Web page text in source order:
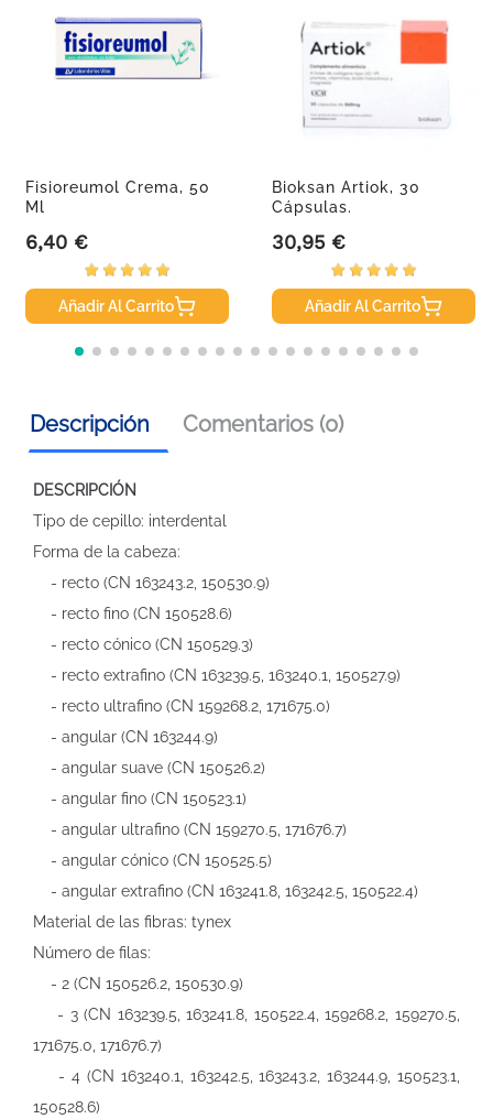
Fisioreumol Crema, 50
Ml
Precio
6,40 €
Añadir Al Carrito
Bioksan Artiok, 30
Cápsulas.
Precio
30,95 €
Añadir Al Carrito
Descripción Comentarios (0)
DESCRIPCIÓN
Tipo de cepillo: interdental
Forma de la cabeza:
- recto (CN 163243.2, 150530.9)
- recto fino (CN 150528.6)
- recto cónico (CN 150529.3)
- recto extrafino (CN 163239.5, 163240.1, 150527.9)
- recto ultrafino (CN 159268.2, 171675.0)
- angular (CN 163244.9)
- angular suave (CN 150526.2)
- angular fino (CN 150523.1)
- angular ultrafino (CN 159270.5, 171676.7)
- angular cónico (CN 150525.5)
- angular extrafino (CN 163241.8, 163242.5, 150522.4)
Material de las fibras: tynex
Número de filas:
- 2 (CN 150526.2, 150530.9)
- 3 (CN 163239.5, 163241.8, 150522.4, 159268.2, 159270.5,
171675.0, 171676.7)
- 4 (CN 163240.1, 163242.5, 163243.2, 163244.9, 150523.1,
150528.6)